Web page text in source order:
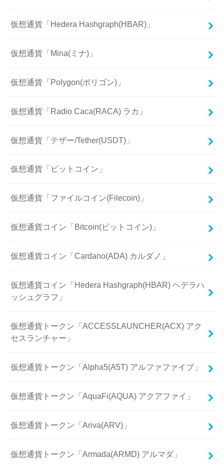
仮想通貨「Hedera Hashgraph(HBAR)」
仮想通貨「Mina(ミナ)」
仮想通貨「Polygon(ポリゴン)」
仮想通貨「Radio Caca(RACA) ラカ」
仮想通貨「テザー/Tether(USDT)」
仮想通貨「ビットコイン」
仮想通貨「ファイルコイン(Filecoin)」
仮想通貨コイン「Bitcoin(ビットコイン)」
仮想通貨コイン「Cardano(ADA) カルダノ」
仮想通貨コイン「Hedera Hashgraph(HBAR) ヘデラハ
ッシュグラフ」
仮想通貨トークン「ACCESSLAUNCHER(ACX) アク
セスランチャー」
仮想通貨トークン「Alpha5(A5T) アルファファイブ」
仮想通貨トークン「AquaFi(AQUA) アクアファイ」
仮想通貨トークン「Ariva(ARV)」
仮想通貨トークン「Armada(ARMD) アルマダ」